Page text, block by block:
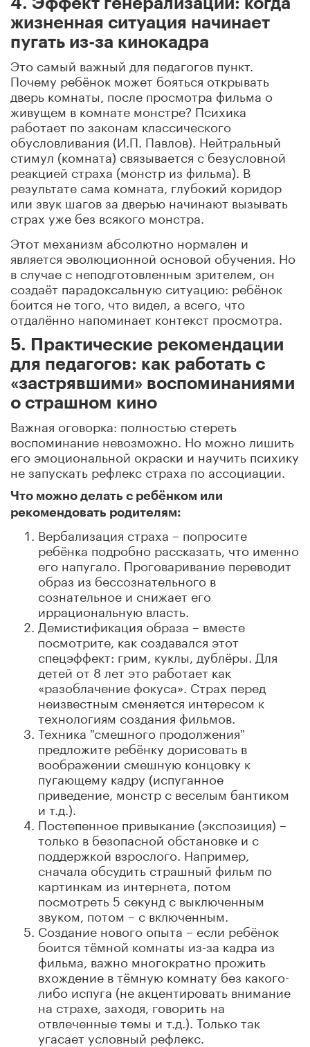
жизненная ситуация начинает
пугать из-за кинокадра
Это самый важный для педагогов пункт.
Почему ребёнок может бояться открывать
дверь комнаты, после просмотра фильма о
живущем в комнате монстре? Психика
работает по законам классического
обусловливания (И.П. Павлов). Нейтральный
стимул (комната) связывается с безусловной
реакцией страха (монстр из фильма). В
результате сама комната, глубокий коридор
или звук шагов за дверью начинают вызывать
страх уже без всякого монстра.
Этот механизм абсолютно нормален и
является эволюционной основой обучения. Но
в случае с неподготовленным зрителем, он
создаёт парадоксальную ситуацию: ребёнок
боится не того, что видел, а всего, что
отдалённо напоминает контекст просмотра.
5. Практические рекомендации
для педагогов: как работать с
«застрявшими» воспоминаниями
о страшном кино
Важная оговорка: полностью стереть
воспоминание невозможно. Но можно лишить
его эмоциональной окраски и научить психику
не запускать рефлекс страха по ассоциации.
Что можно делать с ребёнком или
рекомендовать родителям:
Вербализация страха – попросите
ребёнка подробно рассказать, что именно
его напугало. Проговаривание переводит
образ из бессознательного в
сознательное и снижает его
иррациональную власть.
Демистификация образа – вместе
посмотрите, как создавался этот
спецэффект: грим, куклы, дублёры. Для
детей от 8 лет это работает как
«разоблачение фокуса». Страх перед
неизвестным сменяется интересом к
технологиям создания фильмов.
Техника "смешного продолжения"
предложите ребёнку дорисовать в
воображении смешную концовку к
пугающему кадру (испуганное
приведение, монстр с веселым бантиком
и т.д.).
Постепенное привыкание (экспозиция) –
только в безопасной обстановке и с
поддержкой взрослого. Например,
сначала обсудить страшный фильм по
картинкам из интернета, потом
посмотреть 5 секунд с выключенным
звуком, потом – с включенным.
Создание нового опыта – если ребёнок
боится тёмной комнаты из-за кадра из
фильма, важно многократно прожить
вхождение в тёмную комнату без какого-
либо испуга (не акцентировать внимание
на страхе, заходя, говорить на
отвлеченные темы и т.д.). Только так
угасает условный рефлекс.